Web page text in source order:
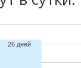
26 дней